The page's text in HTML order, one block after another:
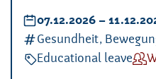
Datum:
07.12.2026 – bis
Kategorien:
Gesundheit,
Veranstaltungsart:
Educational leave